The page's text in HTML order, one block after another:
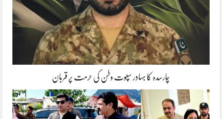
چارسدہ کا بہادر سپوت وطن کی حرمت پر قربان